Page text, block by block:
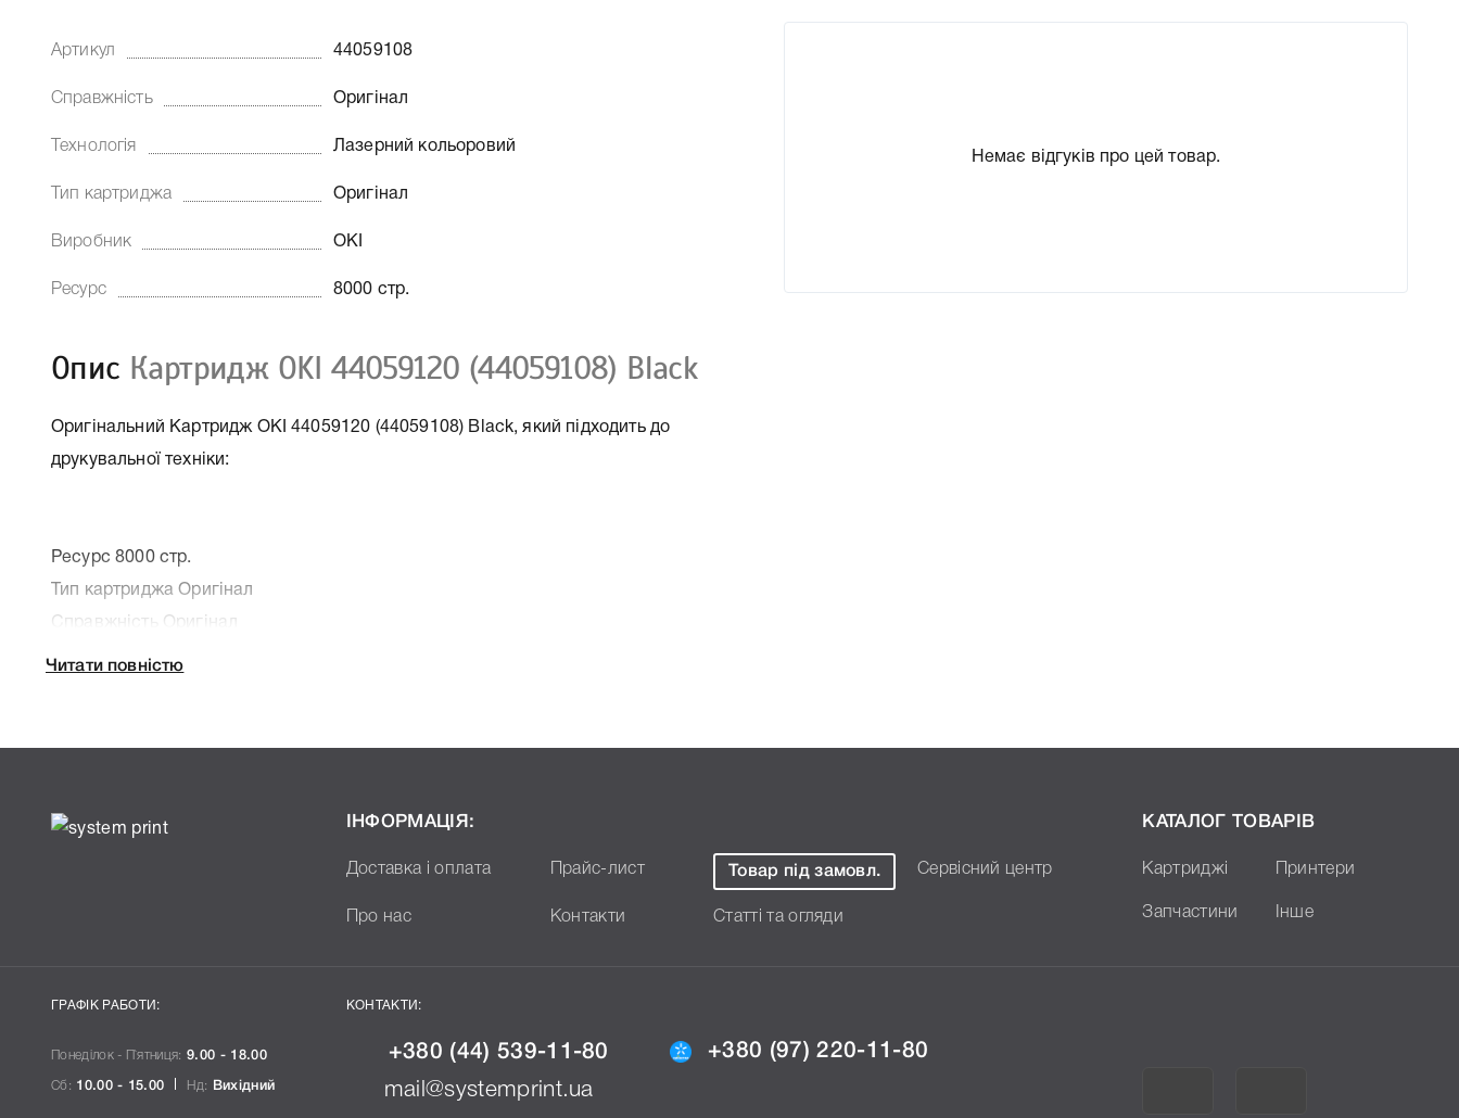
Артикул 44059108
Справжність Оригінал
Технологія Лазерний кольоровий
Тип картриджа Оригінал
Виробник OKI
Ресурс 8000 стр.
Опис Картридж OKI 44059120 (44059108) Black
Оригінальний Картридж OKI 44059120 (44059108) Black, який підходить до
друкувальної техніки:
Ресурс 8000 стр.
Тип картриджа Оригінал
Справжність Оригінал
Артикул 44059108
44059120 (44059108) Black, що дозволить Вам легко підтвердити правильність
Читати повністю
Немає відгуків про цей товар.
ІНФОРМАЦІЯ:
Доставка і оплата Прайс-лист Товар під замовл. Сервісний центр
Про нас Контакти Статті та огляди
КАТАЛОГ ТОВАРІВ
Картриджі Принтери
Запчастини Інше
ГРАФІК РАБОТИ:
Понеділок - П`ятниця: 9.00 - 18.00
Сб: 10.00 - 15.00 Нд: Вихідний
КОНТАКТИ:
+380 (44) 539-11-80
+380 (97) 220-11-80
mail@systemprint.ua